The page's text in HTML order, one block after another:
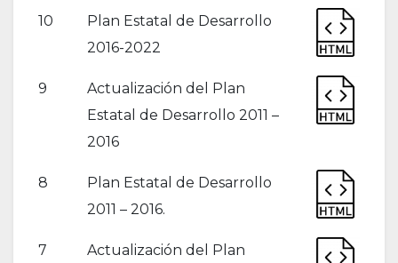
10
Plan Estatal de Desarrollo
2016-2022
9
Actualización del Plan
Estatal de Desarrollo 2011 –
2016
8
Plan Estatal de Desarrollo
2011 – 2016.
7
Actualización del Plan